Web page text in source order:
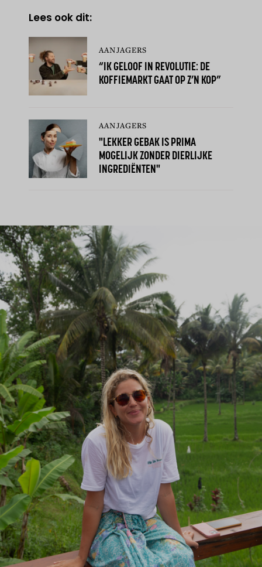
Lees ook dit:
AANJAGERS
“IK GELOOF IN REVOLUTIE: DE
KOFFIEMARKT GAAT OP Z’N KOP”
AANJAGERS
"LEKKER GEBAK IS PRIMA
MOGELIJK ZONDER DIERLIJKE
INGREDIËNTEN"